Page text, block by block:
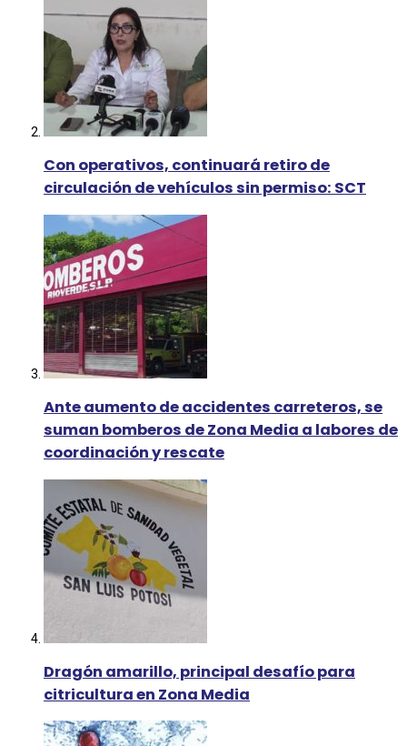
Con operativos, continuará retiro de
circulación de vehículos sin permiso: SCT
Ante aumento de accidentes carreteros, se
suman bomberos de Zona Media a labores de
coordinación y rescate
Dragón amarillo, principal desafío para
citricultura en Zona Media